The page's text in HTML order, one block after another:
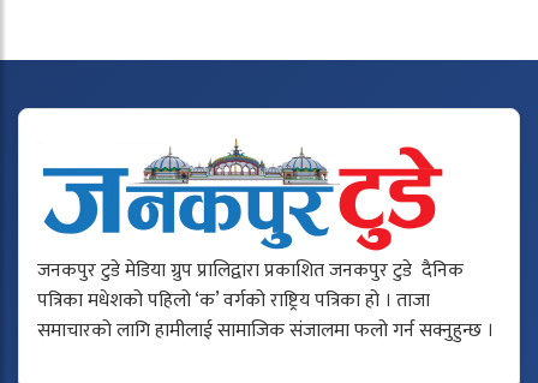
जनकपुर टुडे मेडिया ग्रुप प्रालिद्वारा प्रकाशित जनकपुर टुडे दैनिक
पत्रिका मधेशको पहिलो ‘क’ वर्गको राष्ट्रिय पत्रिका हो । ताजा
समाचारको लागि हामीलाई सामाजिक संजालमा फलो गर्न सक्नुहुन्छ ।